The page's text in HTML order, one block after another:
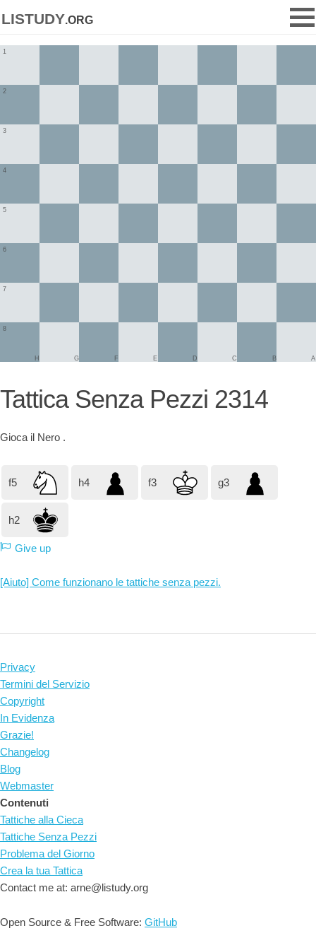
listudy.org
1
2
3
4
5
6
7
8
A
B
C
D
E
F
G
H
Tattica Senza Pezzi 2314
Gioca il Nero .
f5 h4 f3 g3
h2
Give up
[Aiuto] Come funzionano le tattiche senza pezzi.
Privacy
Termini del Servizio
Copyright
In Evidenza
Grazie!
Changelog
Blog
Webmaster
Contenuti
Tattiche alla Cieca
Tattiche Senza Pezzi
Problema del Giorno
Crea la tua Tattica
Contact me at: arne@listudy.org
Open Source & Free Software: GitHub